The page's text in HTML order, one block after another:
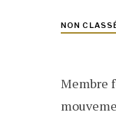
NON
Membre